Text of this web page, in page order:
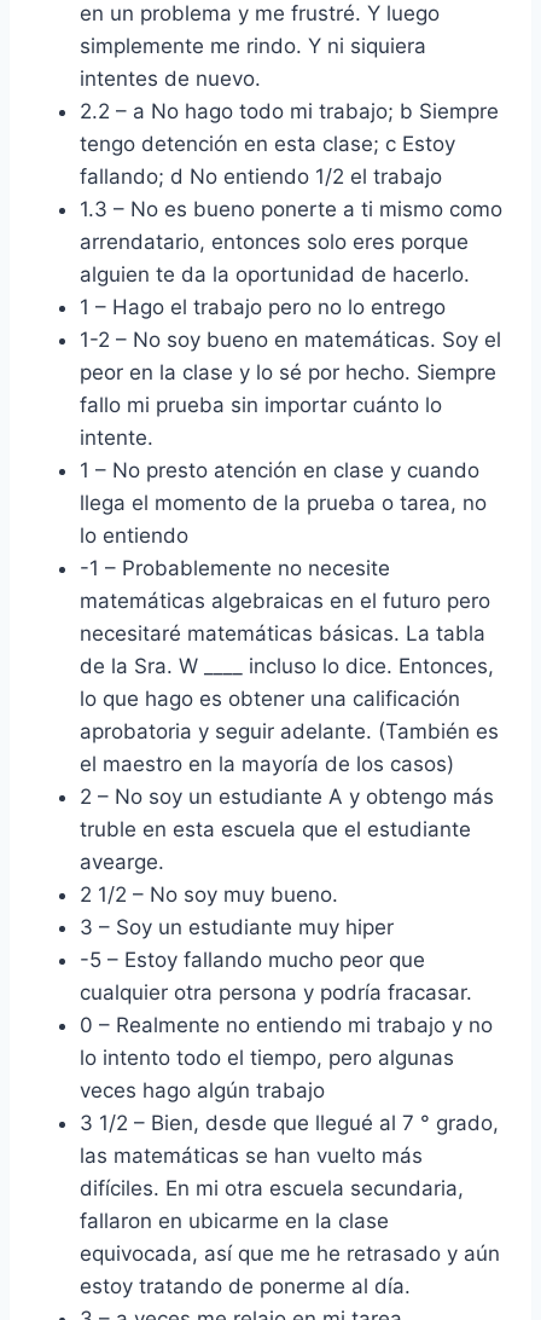
en un problema y me frustré. Y luego
simplemente me rindo. Y ni siquiera
intentes de nuevo.
2.2 – a No hago todo mi trabajo; b Siempre
tengo detención en esta clase; c Estoy
fallando; d No entiendo 1/2 el trabajo
1.3 – No es bueno ponerte a ti mismo como
arrendatario, entonces solo eres porque
alguien te da la oportunidad de hacerlo.
1 – Hago el trabajo pero no lo entrego
1-2 – No soy bueno en matemáticas. Soy el
peor en la clase y lo sé por hecho. Siempre
fallo mi prueba sin importar cuánto lo
intente.
1 – No presto atención en clase y cuando
llega el momento de la prueba o tarea, no
lo entiendo
-1 – Probablemente no necesite
matemáticas algebraicas en el futuro pero
necesitaré matemáticas básicas. La tabla
de la Sra. W ____ incluso lo dice. Entonces,
lo que hago es obtener una calificación
aprobatoria y seguir adelante. (También es
el maestro en la mayoría de los casos)
2 – No soy un estudiante A y obtengo más
truble en esta escuela que el estudiante
avearge.
2 1/2 – No soy muy bueno.
3 – Soy un estudiante muy hiper
-5 – Estoy fallando mucho peor que
cualquier otra persona y podría fracasar.
0 – Realmente no entiendo mi trabajo y no
lo intento todo el tiempo, pero algunas
veces hago algún trabajo
3 1/2 – Bien, desde que llegué al 7 ° grado,
las matemáticas se han vuelto más
difíciles. En mi otra escuela secundaria,
fallaron en ubicarme en la clase
equivocada, así que me he retrasado y aún
estoy tratando de ponerme al día.